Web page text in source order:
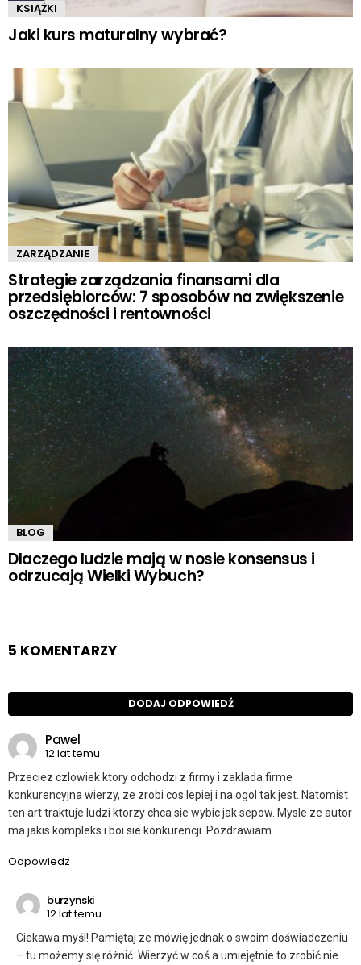
KSIĄŻKI
Jaki kurs maturalny wybrać?
ZARZĄDZANIE
Strategie zarządzania finansami dla
przedsiębiorców: 7 sposobów na zwiększenie
oszczędności i rentowności
BLOG
Dlaczego ludzie mają w nosie konsensus i
odrzucają Wielki Wybuch?
5 KOMENTARZY
DODAJ ODPOWIEDŹ
Pawel
12 lat temu
Przeciez czlowiek ktory odchodzi z firmy i zaklada firme
konkurencyjna wierzy, ze zrobi cos lepiej i na ogol tak jest. Natomist
ten art traktuje ludzi ktorzy chca sie wybic jak sepow. Mysle ze autor
ma jakis kompleks i boi sie konkurencji. Pozdrawiam.
Odpowiedz
burzynski
12 lat temu
Ciekawa myśl! Pamiętaj ze mówię jednak o swoim doświadczeniu
– tu możemy się różnić. Wierzyć w coś a umiejętnie to zrobić nie